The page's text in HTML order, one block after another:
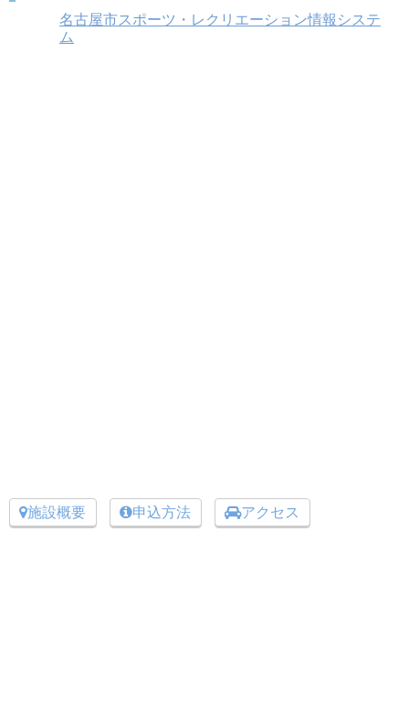
名古屋市スポーツ・レクリエーション情報システ
ム
施設概要 申込方法 アクセス